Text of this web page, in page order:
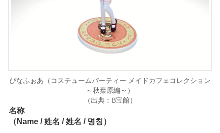
ぴなふぉあ（コスチュームパーティー メイドカフェコレクション
～秋葉原編～）
（出典：B宝館）
名称
（Name / 姓名 / 姓名 / 명칭）